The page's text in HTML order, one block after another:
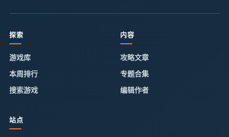
探索
游戏库
本周排行
搜索游戏
内容
攻略文章
专题合集
编辑作者
站点